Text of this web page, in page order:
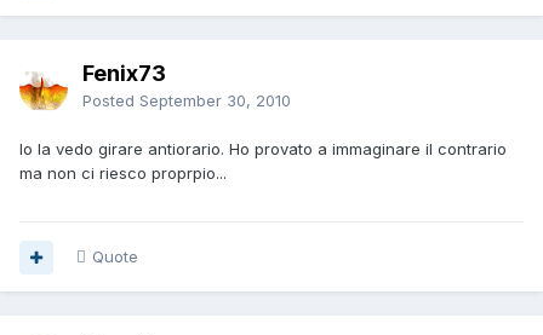
Fenix73
Posted September 30, 2010
Io la vedo girare antiorario. Ho provato a immaginare il contrario
ma non ci riesco proprpio...
Quote